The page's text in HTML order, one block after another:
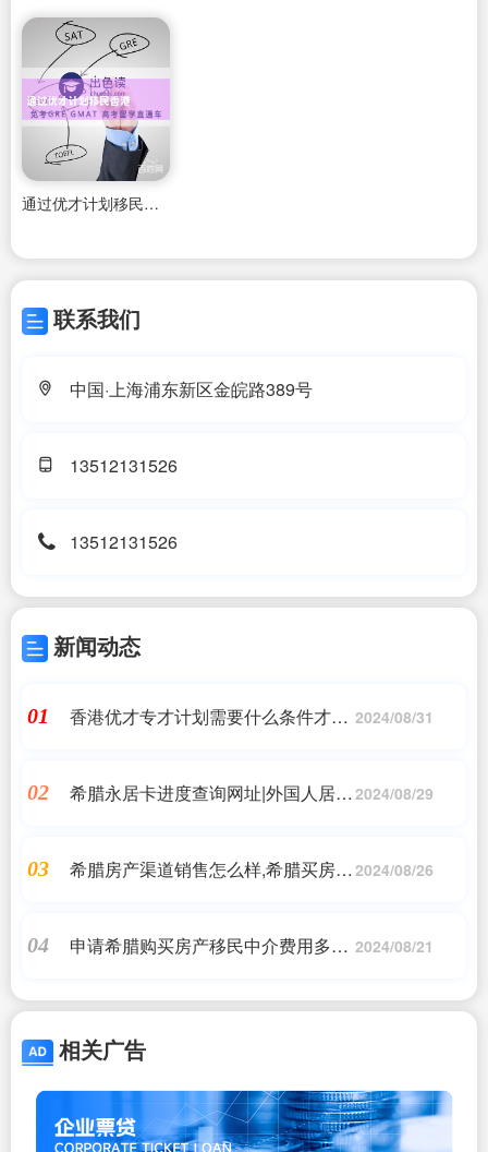
通过优才计划移民香港
联系我们
中国·上海浦东新区金皖路389号
13512131526
13512131526
新闻动态
01
香港优才专才计划需要什么条件才能 2024/08/31
02
希腊永居卡进度查询网址|外国人居留 2024/08/29
03
希腊房产渠道销售怎么样,希腊买房移 2024/08/26
04
申请希腊购买房产移民中介费用多少
班车:25万欧即将涨价,小牛股
2024/08/21
相关广告